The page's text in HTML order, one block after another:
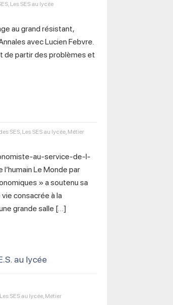
, Les SES au lycée
au grand résistant,
avec Lucien Febvre.
de partir des problèmes et
SES, Les SES au lycée, Métier
au-service-de-l-
Le Monde par
» a soutenu sa
consacrée à la
grande salle […]
au lycée
Les SES au lycée, Métier